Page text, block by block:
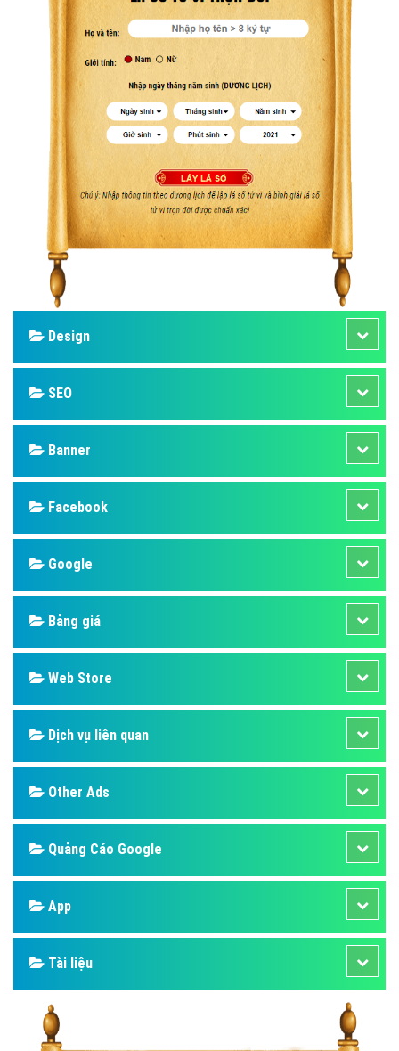
Design
SEO
Banner
Facebook
Google
Bảng giá
Web Store
Dịch vụ liên quan
Other Ads
Quảng Cáo Google
App
Tài liệu